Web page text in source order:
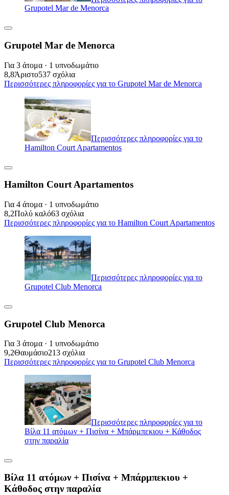
Grupotel Mar de Menorca
Grupotel Mar de Menorca
Για 3 άτομα · 1 υπνοδωμάτιο
8,8Άριστο537 σχόλια
Περισσότερες πληροφορίες για το Grupotel Mar de Menorca
Περισσότερες πληροφορίες για το
Hamilton Court Apartamentos
Hamilton Court Apartamentos
Για 4 άτομα · 1 υπνοδωμάτιο
8,2Πολύ καλό63 σχόλια
Περισσότερες πληροφορίες για το Hamilton Court Apartamentos
Περισσότερες πληροφορίες για το
Grupotel Club Menorca
Grupotel Club Menorca
Για 3 άτομα · 1 υπνοδωμάτιο
9,2Θαυμάσιο213 σχόλια
Περισσότερες πληροφορίες για το Grupotel Club Menorca
Περισσότερες πληροφορίες για το
Βίλα 11 ατόμων + Πισίνα + Μπάρμπεκιου + Κάθοδος
στην παραλία
Βίλα 11 ατόμων + Πισίνα + Μπάρμπεκιου +
Κάθοδος στην παραλία